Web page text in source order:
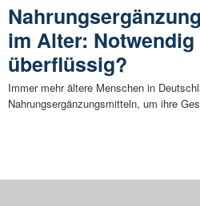
im Alter:
überflüssig?
Immer mehr ältere Menschen in
Nahrungsergänzungsmitteln, um ihre